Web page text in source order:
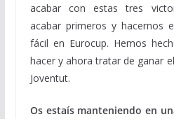
acabar con estas tres
acabar primeros y hacernos
fácil en Eurocup. Hemos
hacer y ahora tratar de ganar
Joventut.
Os estaís manteniendo en